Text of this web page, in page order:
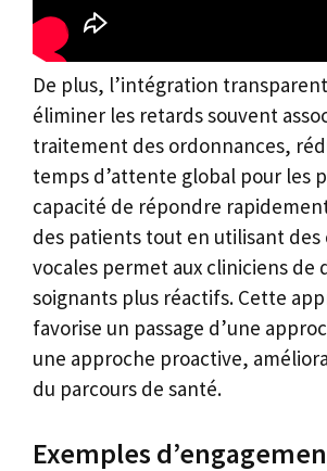
De plus, l’intégration
éliminer les retards souvent
traitement des ordonnances,
temps d’attente global pour les
capacité de répondre
des patients tout en utilisant des
vocales permet aux cliniciens de
soignants plus réactifs. Cette
favorise un passage d’une
une approche proactive,
du parcours de santé.
Exemples